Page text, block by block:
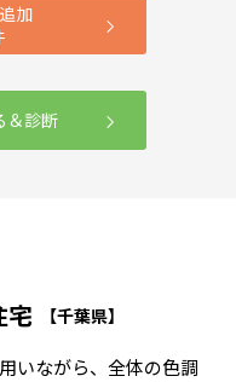
加
＆診断
宅 【千葉県】
いながら、全体の色調